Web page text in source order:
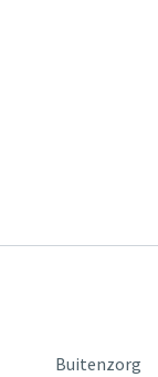
Buitenzorg